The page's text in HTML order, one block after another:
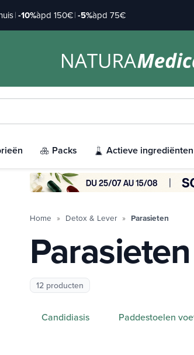
|-10%àpd 150€|-5%àpd 75€
Packs Actieve ingrediënten
Home Detox & Lever Parasieten
Parasieten
12 producten
Candidiasis Paddestoelen